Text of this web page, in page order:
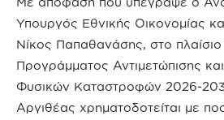
Υπουργός Εθνικής Οικονομίας
Νίκος Παπαθανάσης, στο πλαίσιο
Προγράμματος Αντιμετώπισης
Φυσικών Καταστροφών 2026-
Αργιθέας χρηματοδοτείται με